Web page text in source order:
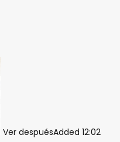
Ver despuésAdded 12:02